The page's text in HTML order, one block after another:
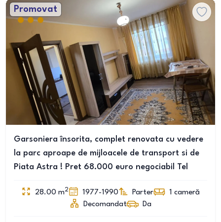
Promovat
Garsoniera însorita, complet renovata cu vedere
la parc aproape de mijloacele de transport si de
Piata Astra ! Pret 68.000 euro negociabil Tel
28.00 m2 1977-1990 Parter 1 cameră
Decomandat
Da